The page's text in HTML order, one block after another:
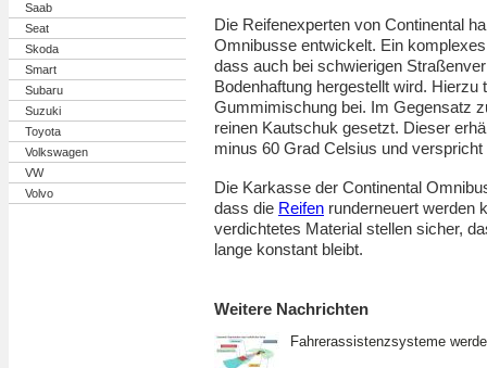
Saab
Seat
Skoda
Smart
Subaru
Suzuki
Toyota
Volkswagen
VW
Volvo
Die Reifenexperten von Continental
Omnibusse entwickelt. Ein
dass auch bei schwierigen
Bodenhaftung hergestellt wird. Hierzu
Gummimischung bei. Im Gegensatz
reinen Kautschuk gesetzt. Dieser
minus 60 Grad Celsius und
Die Karkasse der Continental
dass die Reifen runderneuert werden
verdichtetes Material stellen sicher,
lange konstant bleibt.
Weitere Nachrichten
Fahrerassistenzsysteme